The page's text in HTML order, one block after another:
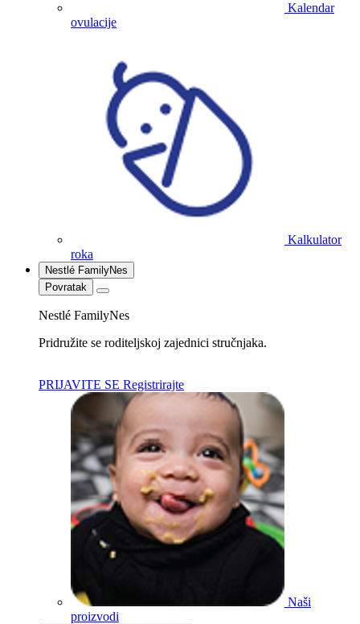
Kalendar
ovulacije
Kalkulator
roka
Nestlé FamilyNes
Povratak
Nestlé FamilyNes
Pridružite se roditeljskoj zajednici stručnjaka.
PRIJAVITE SE Registrirajte
Naši
proizvodi